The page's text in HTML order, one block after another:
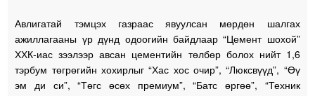
Авлигатай тэмцэх газраас явуулсан мөрдөн шалгах
ажиллагааны үр дүнд одоогийн байдлаар “Цемент шохой”
ХХК-иас зээлээр авсан цементийн төлбөр болох нийт 1,6
тэрбум төгрөгийн хохирлыг “Хас хос очир”, “Люксвүүд”, “Өү
эм ди си”, “Төгс өсөх премиум”, “Батс өргөө”, “Техник